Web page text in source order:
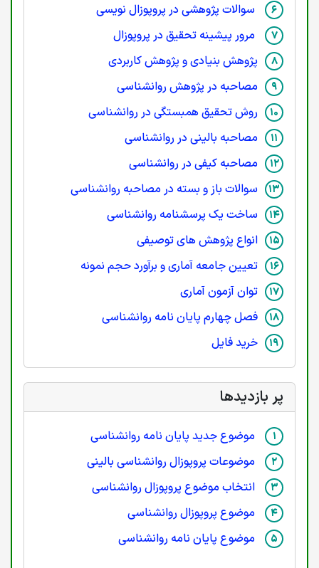
سوالات پژوهشی در پروپوزال نویسی
مرور پیشینه تحقیق در پروپوزال
پژوهش بنیادی و پژوهش کاربردی
مصاحبه در پژوهش روانشناسی
روش تحقیق همبستگی در روانشناسی
مصاحبه بالینی در روانشناسی
مصاحبه کیفی در روانشناسی
سوالات باز و بسته در مصاحبه روانشناسی
ساخت یک پرسشنامه روانشناسی
انواع پژوهش های توصیفی
تعیین جامعه آماری و برآورد حجم نمونه
توان آزمون آماری
فصل چهارم پایان نامه روانشناسی
خرید فایل
پر بازدیدها
موضوع جدید پایان نامه روانشناسی
موضوعات پروپوزال روانشناسی بالینی
انتخاب موضوع پروپوزال روانشناسی
موضوع پروپوزال روانشناسی
موضوع پایان نامه روانشناسی